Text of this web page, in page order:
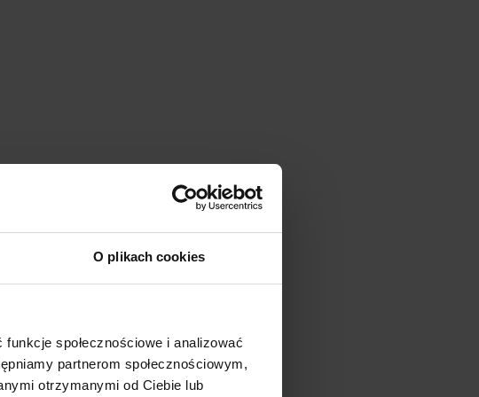
O plikach cookies
społecznościowe i analizować
partnerom społecznościowym,
otrzymanymi od Ciebie lub